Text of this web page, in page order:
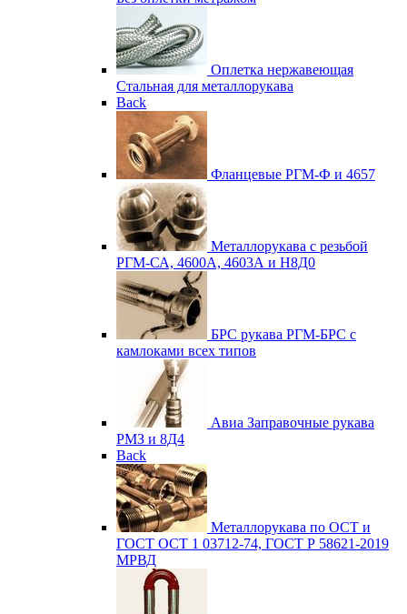
Оплетка нержавеющая
Стальная для металлорукава
Back
Фланцевые РГМ-Ф и 4657
Металлорукава с резьбой
РГМ-СА, 4600А, 4603А и Н8Д0
БРС рукава РГМ-БРС с
камлоками всех типов
Авиа Заправочные рукава
РМЗ и 8Д4
Back
Металлорукава по ОСТ и
ГОСТ ОСТ 1 03712-74, ГОСТ Р 58621-2019
МРВД